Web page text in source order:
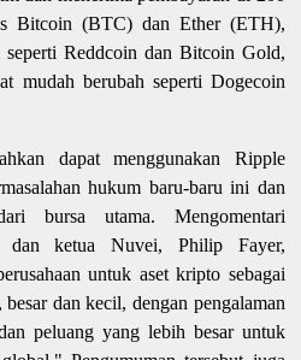
Bitcoin (BTC) dan Ether (ETH),
Reddcoin dan Bitcoin Gold,
mudah berubah seperti Dogecoin
dapat menggunakan Ripple
hukum baru-baru ini dan
bursa utama. Mengomentari
dan ketua Nuvei, Philip Fayer,
untuk aset kripto sebagai
dan kecil, dengan pengalaman
peluang yang lebih besar untuk